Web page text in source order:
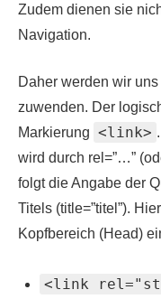
Zudem dienen sie
Navigation.
Daher werden wir
zuwenden. Der
Markierung <link>
wird durch rel=”…”
folgt die Angabe der
Titels (title=”titel”).
Kopfbereich (Head)
<link